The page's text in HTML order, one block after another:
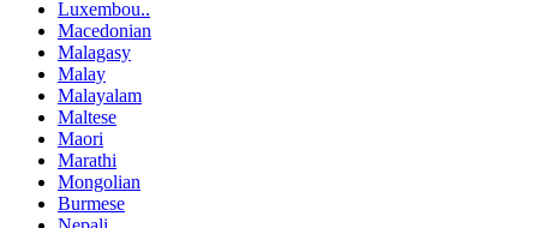
Luxembou..
Macedonian
Malagasy
Malay
Malayalam
Maltese
Maori
Marathi
Mongolian
Burmese